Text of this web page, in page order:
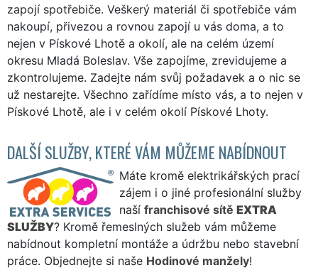
zapojí spotřebiče. Veškerý materiál či spotřebiče vám
nakoupí, přivezou a rovnou zapojí u vás doma, a to
nejen v Pískové Lhotě a okolí, ale na celém území
okresu Mladá Boleslav. Vše zapojíme, zrevidujeme a
zkontrolujeme. Zadejte nám svůj požadavek a o nic se
už nestarejte. Všechno zařídíme místo vás, a to nejen v
Pískové Lhotě, ale i v celém okolí Pískové Lhoty.
DALŠÍ SLUŽBY, KTERÉ VÁM MŮŽEME NABÍDNOUT
Máte kromě elektrikářských prací
zájem i o jiné profesionální služby
naší franchisové sítě EXTRA
SLUŽBY? Kromě řemeslných služeb vám můžeme
nabídnout kompletní montáže a údržbu nebo stavební
práce. Objednejte si naše Hodinové manžely!